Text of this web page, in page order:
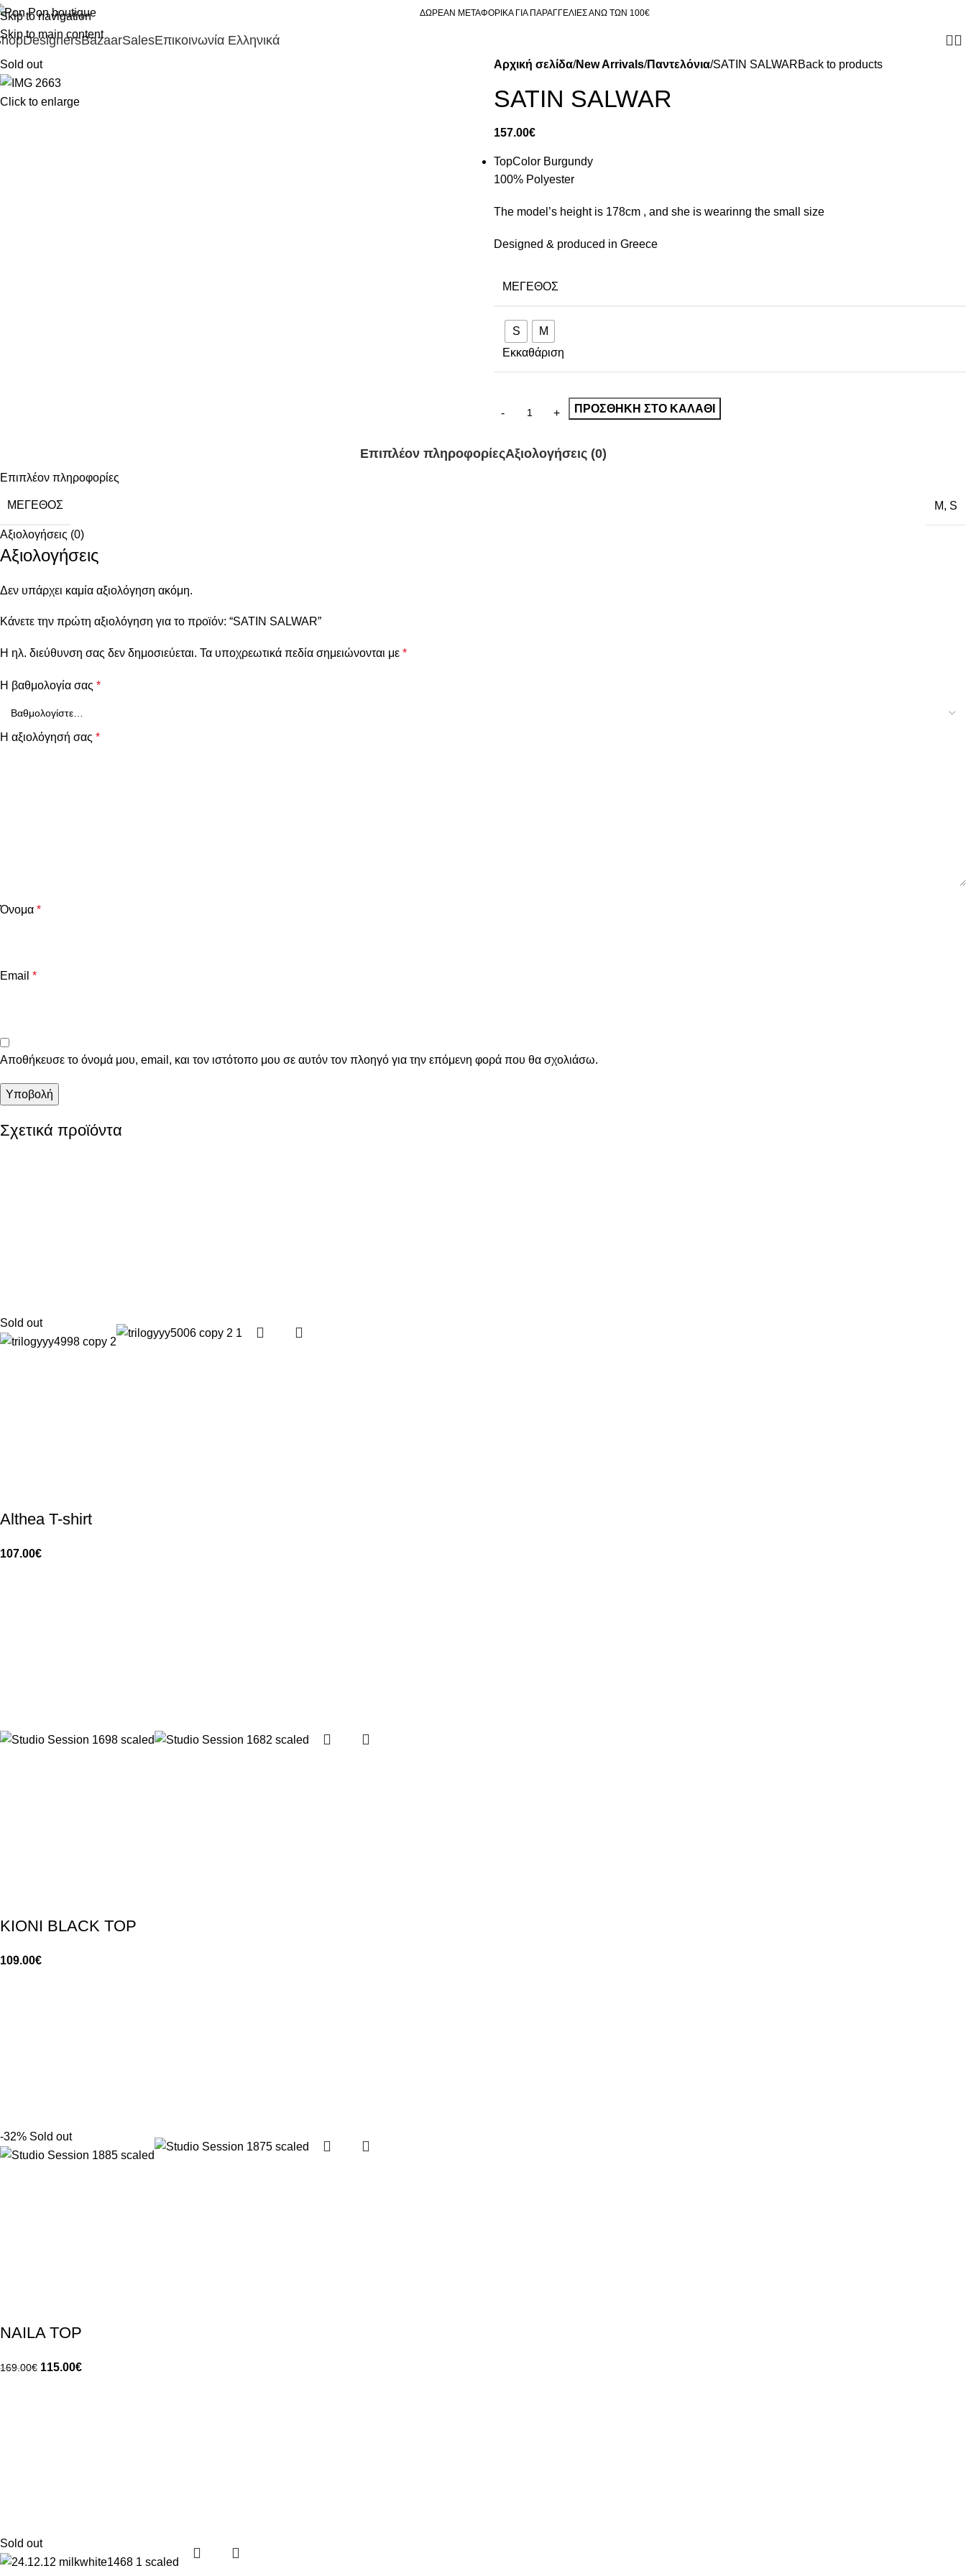
Skip to navigation
Skip to main content
ΔΩΡΕΑΝ ΜΕΤΑΦΟΡΙΚΑ ΓΙΑ ΠΑΡΑΓΓΕΛΙΕΣ ΑΝΩ ΤΩΝ 100€
DesignersBazaarSalesΕπικοινωνία Ελληνικά
Sold out
Click to enlarge
Αρχική σελίδα New Arrivals Παντελόνια SATIN SALWARBack to products
SATIN SALWAR
157.00€
TopColor Burgundy
100% Polyester
The model’s height is 178cm , and she is wearinng the small size
Designed & produced in Greece
ΜΈΓΕΘΟΣ
S
M
Εκκαθάριση
ΠΡΟΣΘΉΚΗ ΣΤΟ ΚΑΛΆΘΙ
Επιπλέον πληροφορίεςΑξιολογήσεις (0)
Επιπλέον πληροφορίες
ΜΈΓΕΘΟΣ M, S
Αξιολογήσεις (0)
Αξιολογήσεις
Δεν υπάρχει καμία αξιολόγηση ακόμη.
Κάνετε την πρώτη αξιολόγηση για το προϊόν: “SATIN SALWAR”
Η ηλ. διεύθυνση σας δεν δημοσιεύεται. Τα υποχρεωτικά πεδία σημειώνονται με *
Η βαθμολογία σας *
Η αξιολόγησή σας *
Όνομα *
Email *
Αποθήκευσε το όνομά μου, email, και τον ιστότοπο μου σε αυτόν τον πλοηγό για την επόμενη φορά που θα σχολιάσω.
Σχετικά προϊόντα
Sold out
Althea T-shirt
107.00€
KIONI BLACK TOP
109.00€
-32% Sold out
NAILA TOP
169.00€ 115.00€
Sold out